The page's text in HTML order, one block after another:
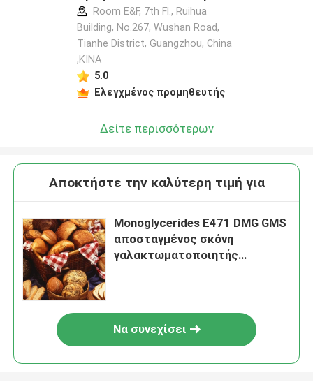
Room E&F, 7th Fl., Ruihua
Building, No.267, Wushan Road,
Tianhe District, Guangzhou, China
,ΚΙΝΑ
5.0
Ελεγχμένος προμηθευτής
Δείτε περισσότερων
Αποκτήστε την καλύτερη τιμή για
Monoglycerides E471 DMG GMS
αποσταγμένος σκόνη
γαλακτωματοποιητής
Να συνεχίσει